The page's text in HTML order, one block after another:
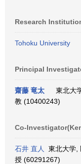
Research
Tohoku University
Principal
齋藤 竜太
東北大
教 (10400243)
Co-
石井 直人
東北大学,
授 (60291267)